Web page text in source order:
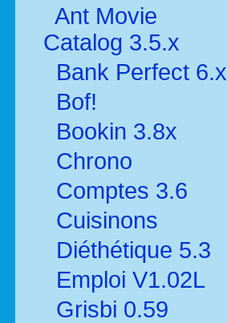
Ant Movie
Catalog 3.5.x
Bank Perfect 6.x
Bof!
Bookin 3.8x
Chrono
Comptes 3.6
Cuisinons
Diéthétique 5.3
Emploi V1.02L
Grisbi 0.59